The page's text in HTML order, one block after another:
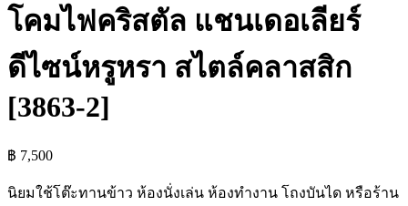
โคมไฟคริสตัล แชนเดอเลียร์
ดีไซน์หรูหรา สไตล์คลาสสิก
[3863-2]
฿ 7,500
นิยมใช้โต๊ะทานข้าว ห้องนั่งเล่น ห้องทำงาน โถงบันได หรือร้าน